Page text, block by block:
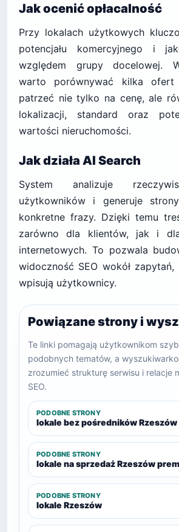
Jak ocenić opłacalność
Przy lokalach użytkowych
potencjału komercyjnego i
względem grupy docelowej.
warto porównywać kilka ofert
patrzeć nie tylko na cenę, ale
lokalizacji, standard oraz
wartości nieruchomości.
Jak działa AI Search
System analizuje
użytkowników i generuje
konkretne frazy. Dzięki temu
zarówno dla klientów, jak i
internetowych. To pozwala
widoczność SEO wokół
wpisują użytkownicy.
Powiązane strony i
Te linki pomagają użytkownikom
podobnych tematów, a
zrozumieć strukturę serwisu i relacje
SEO.
PODOBNE STRONY
lokale bez pośredników Rzeszów
PODOBNE STRONY
lokale na sprzedaż Rzeszów
PODOBNE STRONY
lokale Rzeszów